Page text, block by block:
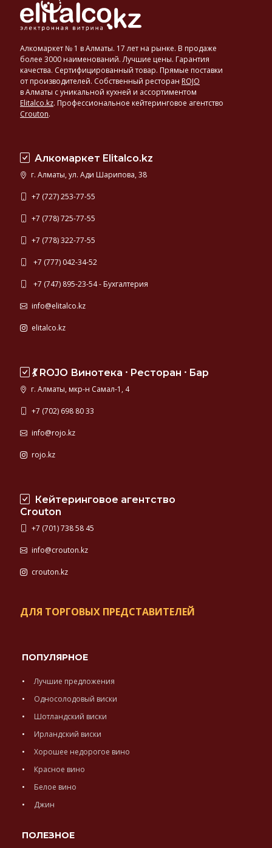
Алкомаркет № 1 в Алматы. 17 лет на рынке. В продаже
более 3000 наименований. Лучшие цены. Гарантия
качества. Сертифицированный товар. Прямые поставки
от производителей. Собственный ресторан ROJO
в Алматы с уникальной кухней и ассортиментом
Elitalco.kz. Профессиональное кейтеринговое агентство
Crouton.
Алкомаркет Elitalco.kz
г. Алматы, ул. Ади Шарипова, 38
+7 (727) 253-77-55
+7 (778) 725-77-55
+7 (778) 322-77-55
+7 (777) 042-34-52
+7 (747) 895-23-54 - Бухгалтерия
info@elitalco.kz
elitalco.kz
💃 ROJO Винотека ⸱ Ресторан ⸱ Бар
г. Алматы, мкр-н Самал-1, 4
+7 (702) 698 80 33
info@rojo.kz
rojo.kz
Кейтеринговое агентство
Crouton
+7 (701) 738 58 45
info@crouton.kz
crouton.kz
ДЛЯ ТОРГОВЫХ ПРЕДСТАВИТЕЛЕЙ
ПОПУЛЯРНОЕ
Лучшие предложения
Односолодовый виски
Шотландский виски
Ирландский виски
Хорошее недорогое вино
Красное вино
Белое вино
Джин
ПОЛЕЗНОЕ